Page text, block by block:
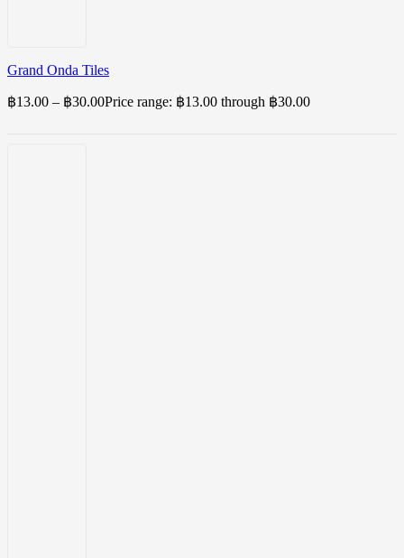
Grand Onda Tiles
฿13.00 – ฿30.00Price range: ฿13.00 through ฿30.00